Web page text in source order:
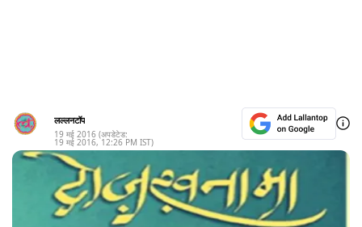
लल्लनटॉप
19 मई 2016 (अपडेटेड:
19 मई 2016, 12:26 PM IST)